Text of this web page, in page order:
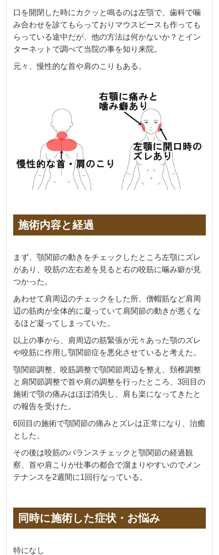
口を開閉した時にカクッと鳴るのは左顎で、歯科で噛
み合わせを診てもらっておりマウスピースも作っても
らっている途中だが、他の方法は何かないか？とイン
ターネットで調べて当院の事を知り来院。
元々、慢性的な首や肩のこりもある。
施術内容と経過
まず、顎関節の動きをチェックしたところ左顎にズレ
があり、咬筋の左右差を見ると右の咬筋に噛み癖が見
つかった。
あわせて肩周辺のチェックをした所、僧帽筋など肩周
辺の筋肉が全体的に凝っていて肩関節の動きが悪くな
るほど凝ってしまっていた。
以上の事から、肩周辺の筋緊張が元々あった顎のズレ
や咬筋に作用し顎関節症を悪化させていると考えた。
顎関節調整、咬筋調整で顎関節周辺を整え、頚椎調整
と肩関節調整で首や肩の調整を行ったところ、3回目の
施術で顎の痛みはほぼ消失し、肩も楽になってきたと
の報告を受けた。
6回目の施術で顎関節の痛みとズレは正常になり、治癒
とした。
その後は咬筋のバランスチェックと顎関節の経過観
察、首や肩こりが仕事の都合で溜まりやすいのでメン
テナンスを2週間に1回行なっている。
同時に施術した症状・お悩み
特になし